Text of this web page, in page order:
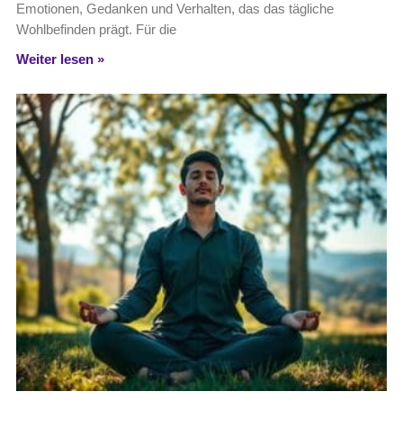
Emotionen, Gedanken und Verhalten, das das tägliche
Wohlbefinden prägt. Für die
Weiter lesen »